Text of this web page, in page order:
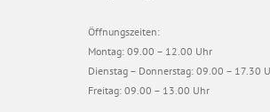
Öffnungszeiten:
Montag: 09.00 – 12.00 Uhr
Dienstag – Donnerstag: 09.00 – 17.30
Freitag: 09.00 – 13.00 Uhr